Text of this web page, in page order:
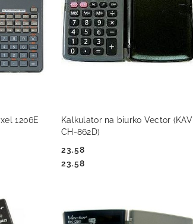
1206E
Kalkulator na biurko Vector (KAV
CH-862D)
Cena:
23.58
Cena:
23.58
DO KOSZYKA